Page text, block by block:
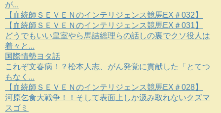
が...
【血統師ＳＥＶＥＮのインテリジェンス競馬EX＃032】
【血統師ＳＥＶＥＮのインテリジェンス競馬EX＃031】
どうでもいい皇室やら馬詰総理らの話しの裏でクソ役人は
着々と...
国際情勢ヨタ話
これぞ文春病！？松本人志、がん発覚に貢献した「とてつ
もなく...
【血統師ＳＥＶＥＮのインテリジェンス競馬EX＃028】
河原乞食大戦争！！そして表面上しか汲み取れないクズマ
スゴミ